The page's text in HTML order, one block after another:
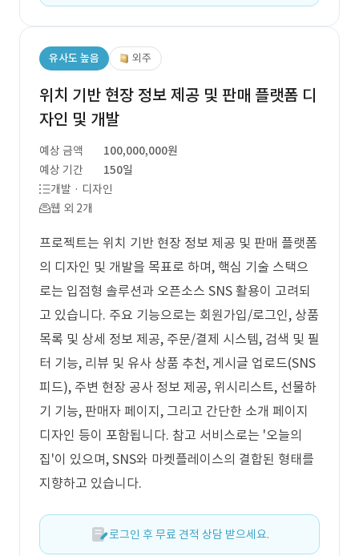
유사도 높음 외주
위치 기반 현장 정보 제공 및 판매 플랫폼 디
자인 및 개발
예상 금액
100,000,000원
예상 기간
150일
개발 · 디자인
웹 외 2개
프로젝트는 위치 기반 현장 정보 제공 및 판매 플랫폼
의 디자인 및 개발을 목표로 하며, 핵심 기술 스택으
로는 입점형 솔루션과 오픈소스 SNS 활용이 고려되
고 있습니다. 주요 기능으로는 회원가입/로그인, 상품
목록 및 상세 정보 제공, 주문/결제 시스템, 검색 및 필
터 기능, 리뷰 및 유사 상품 추천, 게시글 업로드(SNS
피드), 주변 현장 공사 정보 제공, 위시리스트, 선물하
기 기능, 판매자 페이지, 그리고 간단한 소개 페이지
디자인 등이 포함됩니다. 참고 서비스로는 '오늘의
집'이 있으며, SNS와 마켓플레이스의 결합된 형태를
지향하고 있습니다.
로그인 후 무료 견적 상담 받으세요.